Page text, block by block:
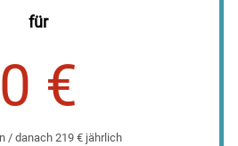
für
0 €
/ danach 219 € jährlich